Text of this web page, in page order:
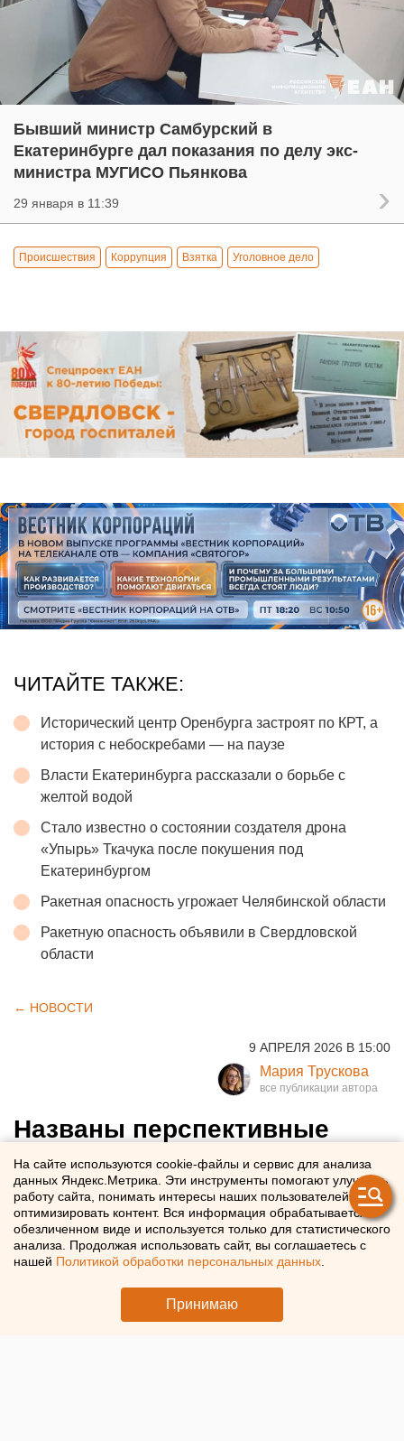
Бывший министр Самбурский в
Екатеринбурге дал показания по делу экс-
министра МУГИСО Пьянкова
29 января в 11:39
Происшествия Коррупция Взятка Уголовное дело
ЧИТАЙТЕ ТАКЖЕ:
Исторический центр Оренбурга застроят по КРТ, а
история с небоскребами — на паузе
Власти Екатеринбурга рассказали о борьбе с
желтой водой
Стало известно о состоянии создателя дрона
«Упырь» Ткачука после покушения под
Екатеринбургом
Ракетная опасность угрожает Челябинской области
Ракетную опасность объявили в Свердловской
области
← НОВОСТИ
9 АПРЕЛЯ 2026 В 15:00
Мария Трускова
Названы перспективные
направления внедрения
искусственного интеллекта
ВТБ выделил перспективные направления внедрения
ИИ
На сайте используются cookie-файлы и сервис для анализа
данных Яндекс.Метрика. Эти инструменты помогают улучшать
работу сайта, понимать интересы наших пользователей и
оптимизировать контент. Вся информация обрабатывается в
обезличенном виде и используется только для статистического
анализа. Продолжая использовать сайт, вы соглашаетесь с
нашей Политикой обработки персональных данных
Принимаю